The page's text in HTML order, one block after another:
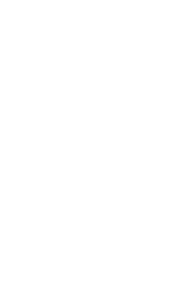
sjálfsafgreiðslumorgunverður daglega